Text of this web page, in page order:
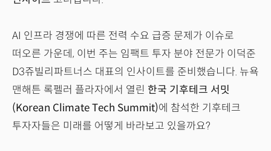
AI 인프라 경쟁에 따른 전력 수요 급증 문제가 이슈로
떠오른 가운데, 이번 주는 임팩트 투자 분야 전문가 이덕준
D3쥬빌리파트너스 대표의 인사이트를 준비했습니다. 뉴욕
맨해튼 록펠러 플라자에서 열린 한국 기후테크 서밋
(Korean Climate Tech Summit)에 참석한 기후테크
투자자들은 미래를 어떻게 바라보고 있을까요?